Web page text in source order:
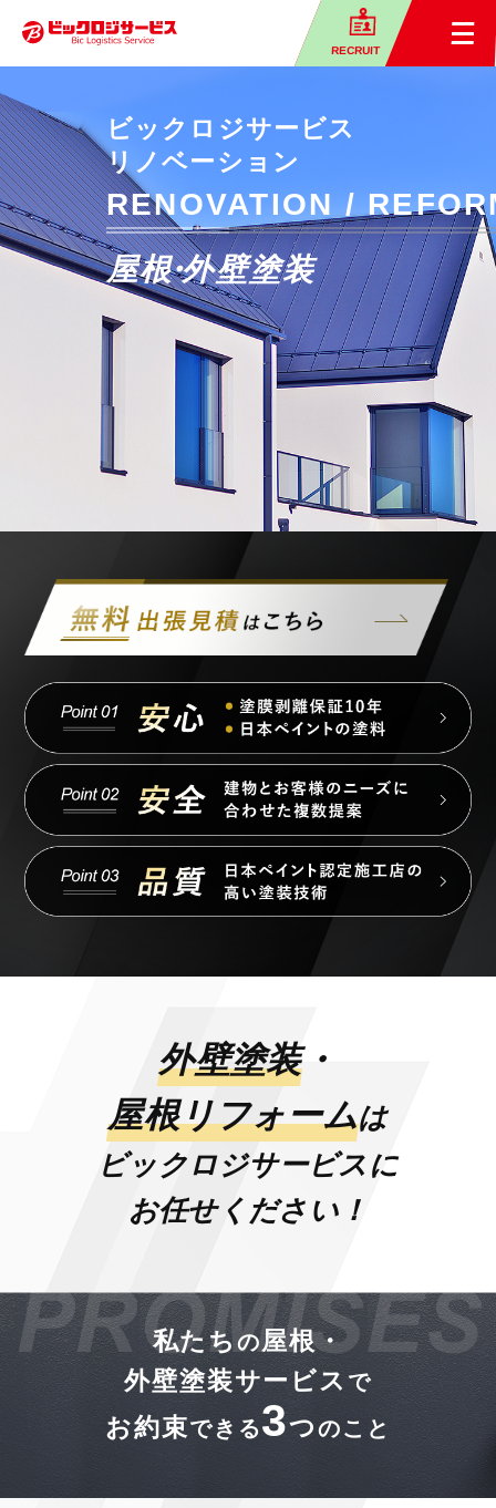
RECRUIT
ビックロジサービス
リノベーション
RENOVATION /
屋根
・ 外壁塗装
外壁塗装・
屋根リフォームは
ビックロジサービスに
お任せください！
私たちの屋根・
外壁塗装サービス で
お約束できる3つのこと